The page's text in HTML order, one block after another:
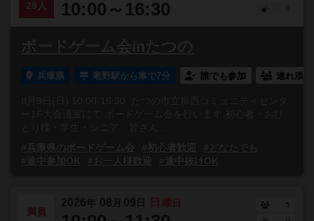
29人
10:00～16:30
ボードゲーム会inたつの
兵庫県 竜野駅から車で7分 誰でも参加 連れ添
8月9日(日) 10:00-16:30 たつの市立揖西コミュニティセンタ
ー1F大会議室にて ボードゲーム会を行います 初心者・おひ
とり様・学生・シニア 皆さん...
#兵庫県のボードゲーム会
#初心者歓迎
#どなたでも
#途中参加OK
#お一人様歓迎 #途中抜けOK
満員
2026年 08 月 09 日 日 曜日
5